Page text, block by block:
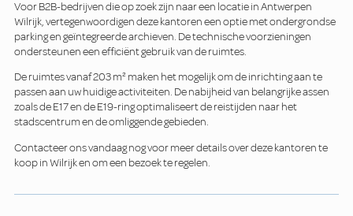
Voor B2B-bedrijven die op zoek zijn naar een locatie in Antwerpen
Wilrijk, vertegenwoordigen deze kantoren een optie met ondergrondse
parking en geïntegreerde archieven. De technische voorzieningen
ondersteunen een efficiënt gebruik van de ruimtes.
De ruimtes vanaf 203 m² maken het mogelijk om de inrichting aan te
passen aan uw huidige activiteiten. De nabijheid van belangrijke assen
zoals de E17 en de E19-ring optimaliseert de reistijden naar het
stadscentrum en de omliggende gebieden.
Contacteer ons vandaag nog voor meer details over deze kantoren te
koop in Wilrijk en om een bezoek te regelen.